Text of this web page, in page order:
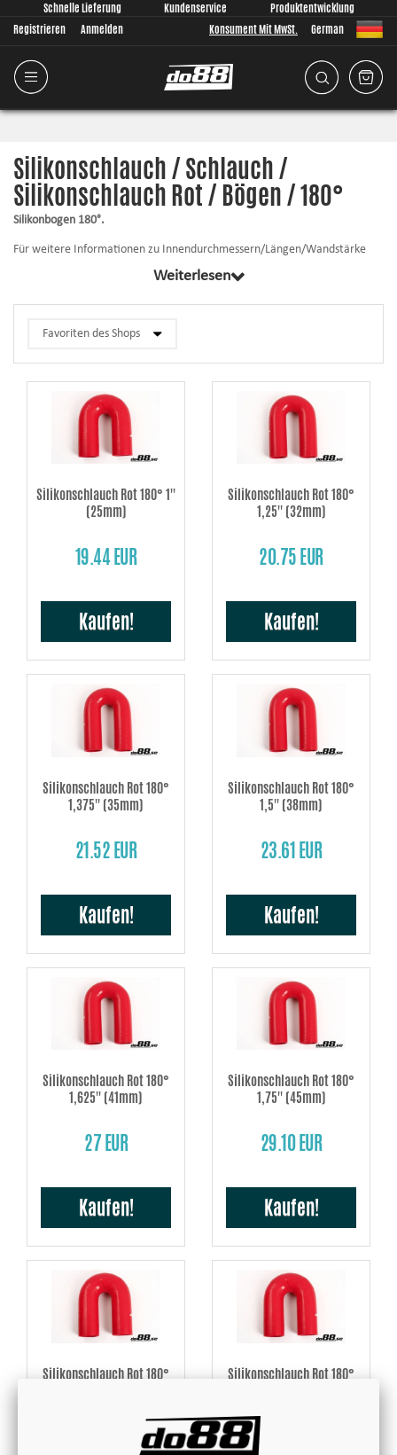
Schnelle Lieferung Kundenservice
Produktentwicklung
Registrieren
Anmelden Konsument Mit MwSt. German
Silikonschlauch / Schlauch /
Silikonschlauch Rot / Bögen / 180°
Silikonbogen 180°.
Für weitere Informationen zu Innendurchmessern/Längen/Wandstärke
usw. klicken Sie auf das entsprechende Produkt.
Weiterlesen
Silikonschlauch Rot 180° 1''
(25mm)
19.44 EUR
Kaufen!
Silikonschlauch Rot 180°
1,25'' (32mm)
20.75 EUR
Kaufen!
Silikonschlauch Rot 180°
1,375'' (35mm)
21.52 EUR
Kaufen!
Silikonschlauch Rot 180°
1,5'' (38mm)
23.61 EUR
Kaufen!
Silikonschlauch Rot 180°
1,625'' (41mm)
27 EUR
Kaufen!
Silikonschlauch Rot 180°
1,75'' (45mm)
29.10 EUR
Kaufen!
Silikonschlauch Rot 180°
Silikonschlauch Rot 180°
35.25 EUR